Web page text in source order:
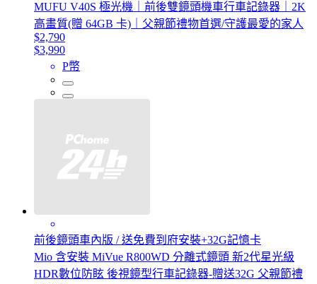
MUFU V40S 極光機｜前後雙鏡頭機車行車記錄器｜2K
高畫質(贈 64GB 卡)｜父親節禮物首選/守護最愛的家人
$2,790
$3,990
P幣
前後鏡頭車內版 / 送免費到府安裝+32G記憶卡
Mio 含安裝 MiVue R800WD 分離式鏡頭 新2代星光級
HDR數位防眩 後視鏡型行車記錄器-贈送32G 父親節禮